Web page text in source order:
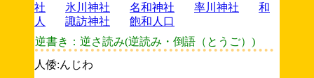
社
氷川神社 名和神社 率川神社
和
人
諏訪神社
飽和人口
逆書き：逆さ読み(逆読み・倒語（とうご）)
人倭:んじわ